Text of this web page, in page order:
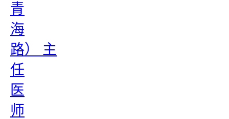
青
海
路） 主
任
医
师